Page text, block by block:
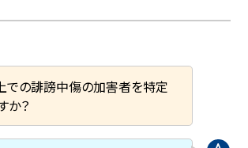
での誹謗中傷の加害者を特定
か？